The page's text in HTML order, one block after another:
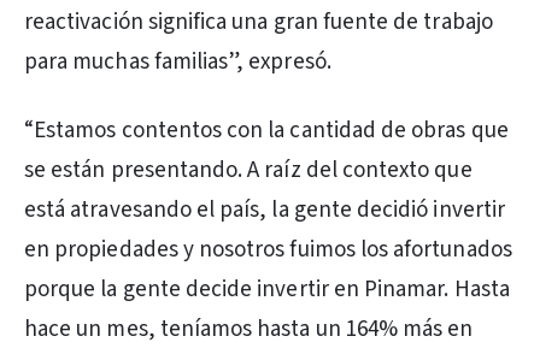
reactivación significa una gran fuente de trabajo
para muchas familias”, expresó.
“Estamos contentos con la cantidad de obras que
se están presentando. A raíz del contexto que
está atravesando el país, la gente decidió invertir
en propiedades y nosotros fuimos los afortunados
porque la gente decide invertir en Pinamar. Hasta
hace un mes, teníamos hasta un 164% más en